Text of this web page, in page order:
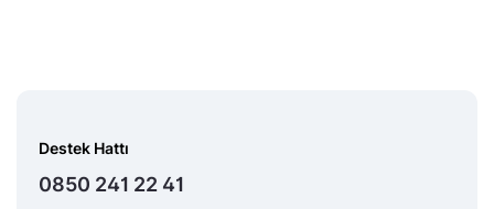
Destek Hattı
0850 241 22 41